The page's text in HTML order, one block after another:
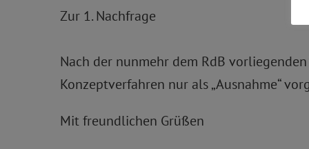
Zur 1. Nachfrage
Nach der nunmehr dem RdB
Konzeptverfahren nur als „Ausnahme“
Mit freundlichen Grüßen